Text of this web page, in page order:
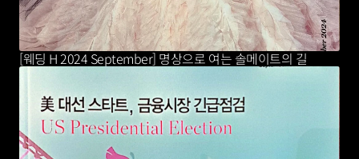
[웨딩 H 2024 September] 명상으로 여는 솔메이트의 길